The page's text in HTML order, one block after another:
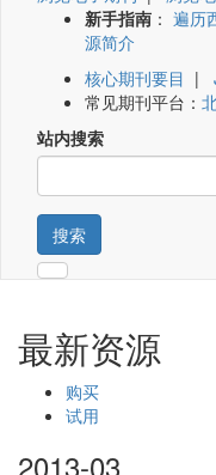
新手指南 ： 遍历
源简介
核心期刊要目 |
常见期刊平台：
站内搜索
搜索
最新资源
购买
试用
2013-03